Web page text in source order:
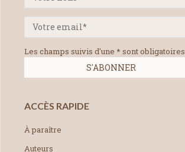
Les champs suivis d'une * sont obligatoires
ACCÈS RAPIDE
À paraître
Auteurs